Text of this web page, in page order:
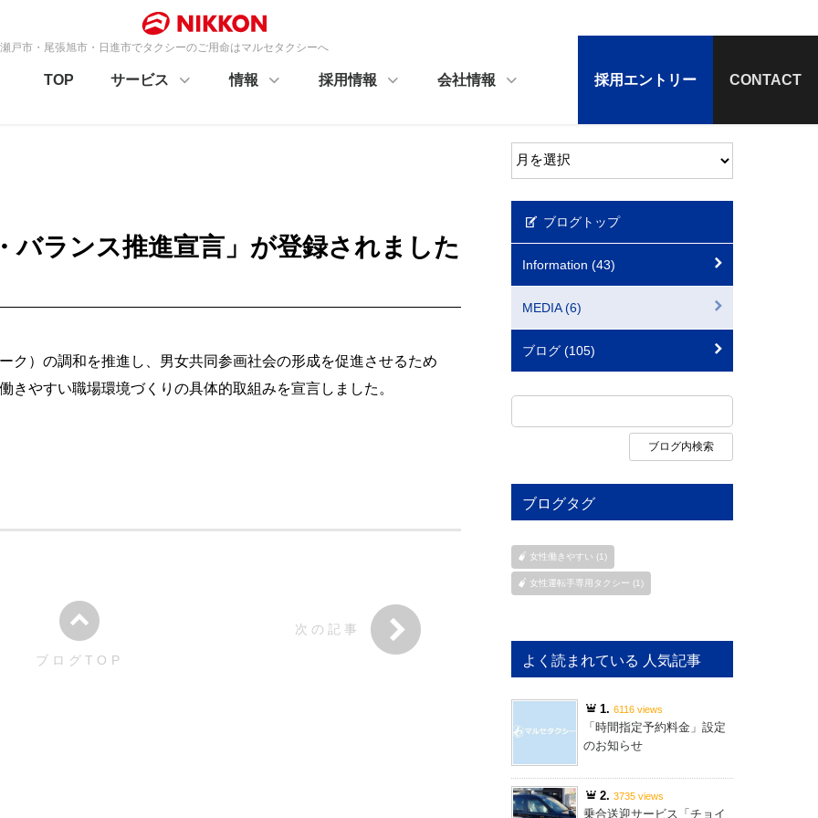
戸市・尾張旭市・日進市でタクシーのご用命はマルセタクシーへ
TOP サービス 情報 採用情報 会社情報 採用エントリー CONTACT
バランス推進宣言」が登録されました
ク）の調和を推進し、男女共同参画社会の形成を促進させるため
きやすい職場環境づくりの具体的取組みを宣言しました。
ブログTOP
次の記事
ブログトップ
Information (43)
MEDIA (6)
ブログ (105)
ブログタグ
女性働きやすい (1)
女性運転手専用タクシー (1)
よく読まれている 人気記事
1.6116 views
「時間指定予約料金」設定
のお知らせ
2.3735 views
乗合送迎サービス「チョイ